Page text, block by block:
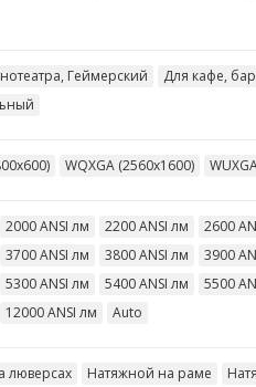
Геймерский Для кафе,
WQXGA (2560x1600)
2000 ANSI лм 2200 ANSI лм 2600
3700 ANSI лм 3800 ANSI лм 3900
5300 ANSI лм 5400 ANSI лм 5500
12000 ANSI лм
Auto
люверсах Натяжной на раме